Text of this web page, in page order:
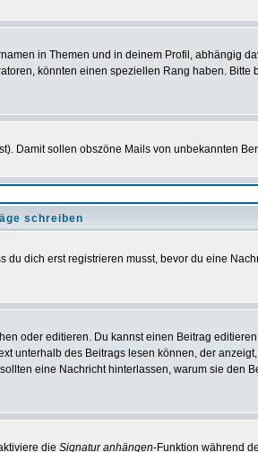
in Themen und in deinem Profil, abhängig
könnten einen speziellen Rang haben.
Damit sollen obszöne Mails von unbekannten
schreiben
dich erst registrieren musst, bevor du eine
oder editieren. Du kannst einen Beitrag
des Beitrags lesen können, der
eine Nachricht hinterlassen, warum sie den
die Signatur anhängen-Funktion während